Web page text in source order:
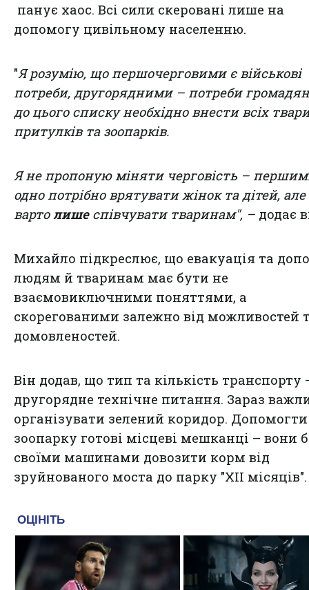
панує хаос. Всі сили скеровані лише на
допомогу цивільному населенню.
"Я розумію, що першочерговими є військові
потреби, другорядними – потреби
до цього списку необхідно внести всіх
притулків та зоопарків.
Я не пропоную міняти черговість –
одно потрібно врятувати жінок та дітей,
вартолише співчувати тваринам", – додає
Михайло підкреслює, що евакуація та
людям й тваринам має бути не
взаємовиключними поняттями, а
скорегованими залежно від можливостей
домовленостей.
Він додав, що тип та кількість транспорту
другорядне технічне питання. Зараз
організувати зелений коридор. Допомогти
зоопарку готові місцеві мешканці – вони
своїми машинами довозити корм від
зруйнованого моста до парку "XII місяців".